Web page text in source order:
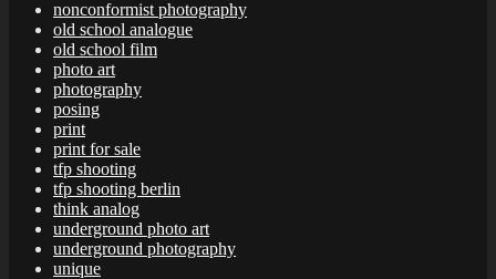
nonconformist photography
old school analogue
old school film
photo art
photography
posing
print
print for sale
tfp shooting
tfp shooting berlin
think analog
underground photo art
underground photography
unique